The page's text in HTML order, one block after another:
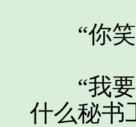
“你笑
“我要
什么秘书